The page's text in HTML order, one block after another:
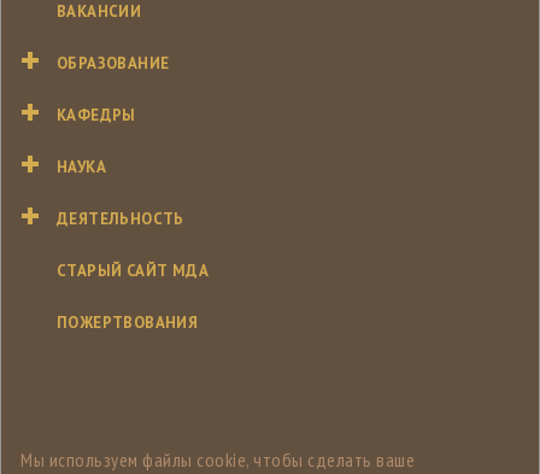
ВАКАНСИИ
ОБРАЗОВАНИЕ
КАФЕДРЫ
НАУКА
ДЕЯТЕЛЬНОСТЬ
СТАРЫЙ САЙТ МДА
ПОЖЕРТВОВАНИЯ
Мы используем файлы cookie, чтобы сделать ваше